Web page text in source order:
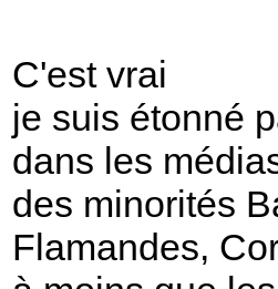
C'est vrai
je suis étonné
dans les
des minorités
Flamandes,